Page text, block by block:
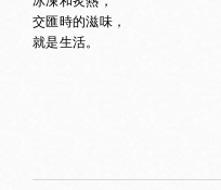
交匯時的滋味，
就是生活。